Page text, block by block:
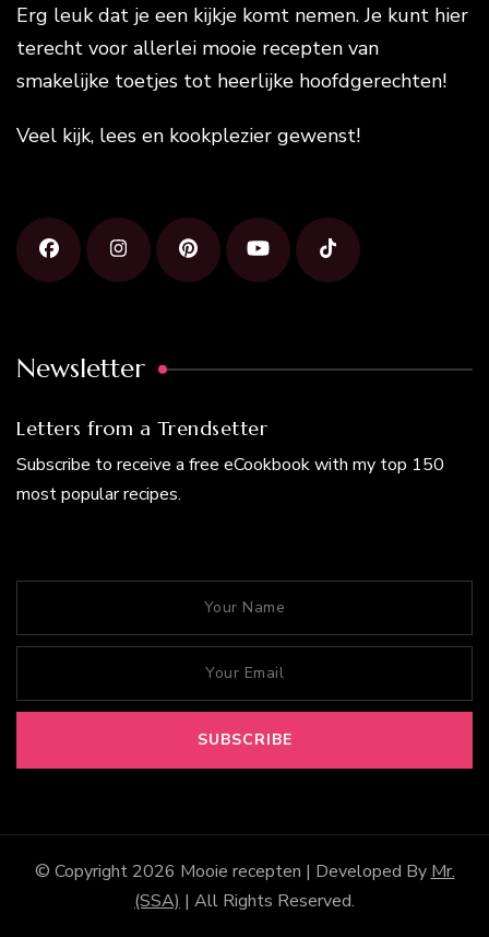
Erg leuk dat je een kijkje komt nemen. Je kunt hier
terecht voor allerlei mooie recepten van
smakelijke toetjes tot heerlijke hoofdgerechten!
Veel kijk, lees en kookplezier gewenst!
Newsletter
Letters from a Trendsetter
Subscribe to receive a free eCookbook with my top 150
most popular recipes.
© Copyright 2026 Mooie recepten | Developed By Mr.
(SSA) | All Rights Reserved.